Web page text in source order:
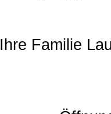
Ihre Familie